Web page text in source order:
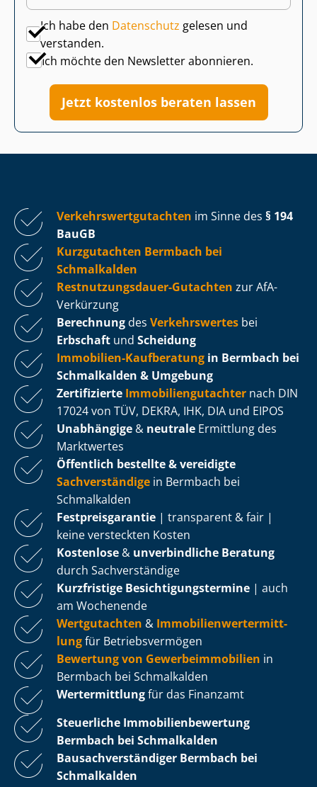
Ich habe den Datenschutz gelesen und
verstanden.
Ich möchte den Newsletter abonnieren.
Jetzt kostenlos beraten lassen
Ver­kehrs­wert­gut­ach­ten im Sinne des § 194
BauGB
Kurzgutachten Bermbach bei
Schmalkalden
Rest­nut­zungs­dau­er-Gutachten zur AfA-
Verkürzung
Berechnung des Verkehrswertes bei
Erbschaft und Scheidung
Immobilien-Kaufberatung in Bermbach bei
Schmalkalden & Umgebung
Zertifizierte Im­mo­bi­li­en­gut­ach­ter nach DIN
17024 von TÜV, DEKRA, IHK, DIA und EIPOS
Unabhängige & neutrale Ermittlung des
Marktwertes
Öffentlich bestellte & vereidigte
Sachverständige in Bermbach bei
Schmalkalden
Fest­preis­ga­ran­tie | transparent & fair |
keine versteckten Kosten
Kostenlose & unverbindliche Beratung
durch Sachverständige
Kurzfristige Be­sich­ti­gungs­ter­mi­ne | auch
am Wochenende
Wertgutachten & Im­mo­bi­li­en­wert­ermitt­
lungfür Be­triebs­ver­mö­gen
Bewertung von Ge­wer­be­im­mo­bi­li­en in
Bermbach bei Schmalkalden
Wertermittlungfür das Finanzamt
Steuerliche Im­mo­bi­li­en­be­wer­tung
Bermbach bei Schmalkalden
Bau­sach­ver­stän­di­ger Bermbach bei
Schmalkalden